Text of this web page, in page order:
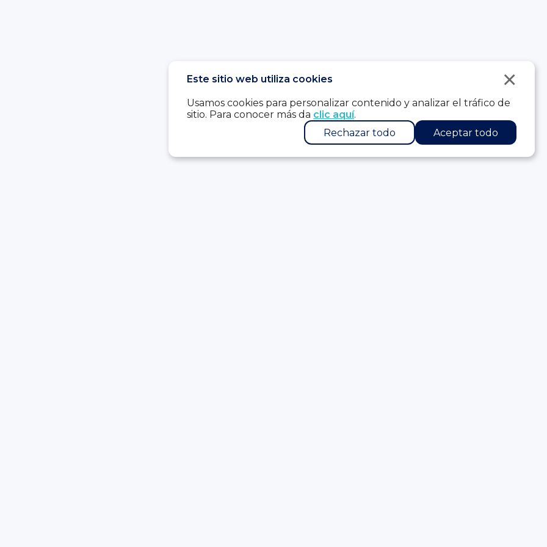
×
Este sitio web utiliza cookies
Usamos cookies para personalizar contenido y analizar el tráfico de
sitio. Para conocer más da clic aquí.
Aceptar todo
Rechazar todo